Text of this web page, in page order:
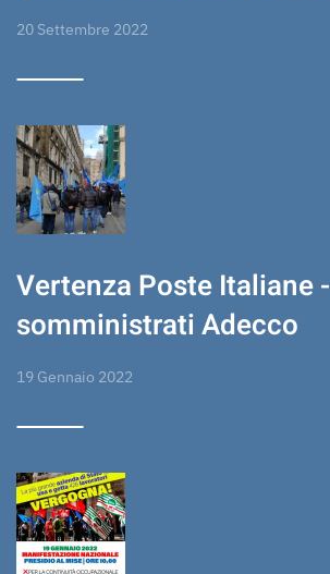
20 Settembre 2022
Vertenza Poste Italiane -
somministrati Adecco
19 Gennaio 2022